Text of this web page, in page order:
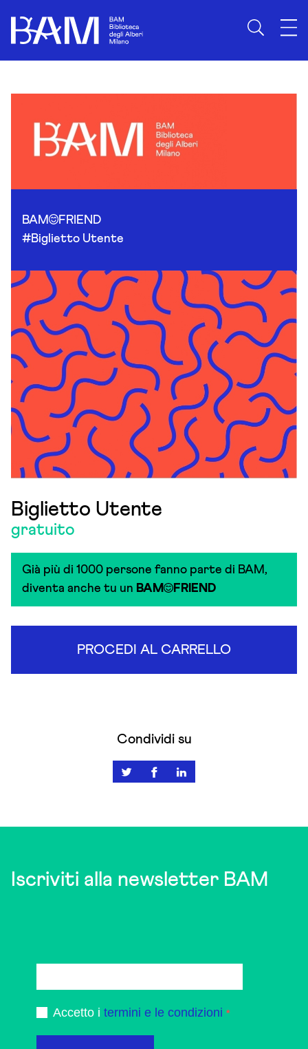
BAM
FRIEND
#Biglietto Utente
Biglietto Utente
gratuito
Già più di 1000 persone fanno parte di BAM,
diventa anche tu un BAM FRIEND
PROCEDI AL CARRELLO
Condividi su
Iscriviti alla newsletter BAM
Accetto i termini e le condizioni